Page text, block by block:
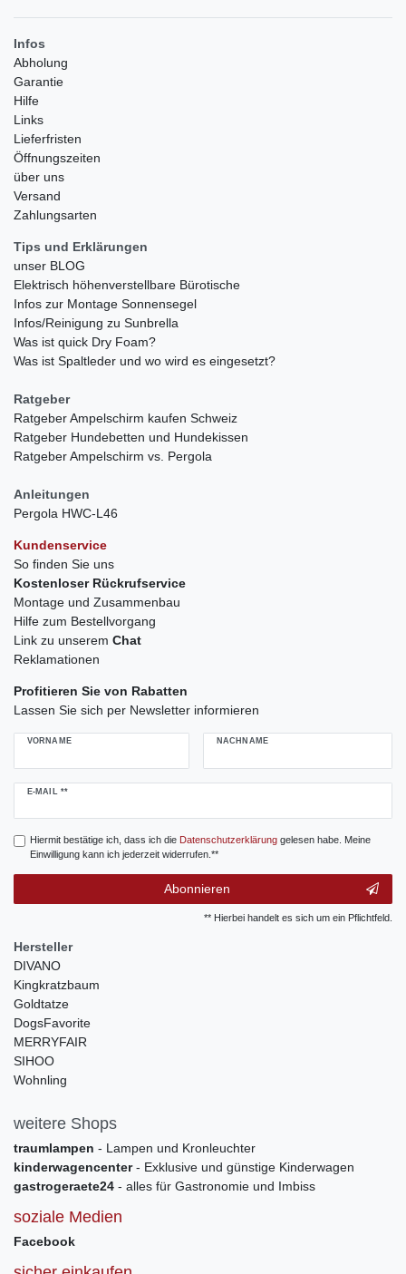
Infos
Abholung
Garantie
Hilfe
Links
Lieferfristen
Öffnungszeiten
über uns
Versand
Zahlungsarten
Tips und Erklärungen
unser BLOG
Elektrisch höhenverstellbare Bürotische
Infos zur Montage Sonnensegel
Infos/Reinigung zu Sunbrella
Was ist quick Dry Foam?
Was ist Spaltleder und wo wird es eingesetzt?
Ratgeber
Ratgeber Ampelschirm kaufen Schweiz
Ratgeber Hundebetten und Hundekissen
Ratgeber Ampelschirm vs. Pergola
Anleitungen
Pergola HWC-L46
Kundenservice
So finden Sie uns
Kostenloser Rückrufservice
Montage und Zusammenbau
Hilfe zum Bestellvorgang
Link zu unserem Chat
Reklamationen
Profitieren Sie von Rabatten
Lassen Sie sich per Newsletter informieren
VORNAME NACHNAME
E-MAIL **
Newsletter
Hiermit bestätige ich, dass ich die Daten­schutz­erklärunggelesen habe. Meine
Einwilligung kann ich jederzeit widerrufen.**
Abonnieren
** Hierbei handelt es sich um ein Pflichtfeld.
Hersteller
DIVANO
Kingkratzbaum
Goldtatze
DogsFavorite
MERRYFAIR
SIHOO
Wohnling
weitere Shops
traumlampen - Lampen und Kronleuchter
kinderwagencenter- Exklusive und günstige Kinderwagen
gastrogeraete24 - alles für Gastronomie und Imbiss
soziale Medien
Facebook